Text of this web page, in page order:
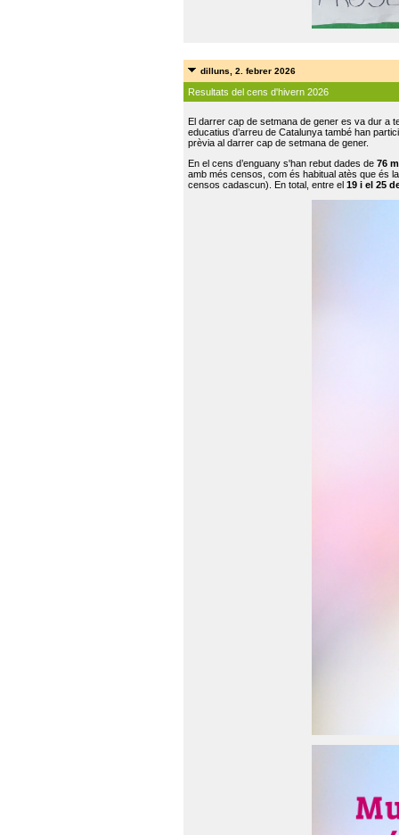
dilluns, 2. febrer 2026
Resultats del cens d'hivern 2026
El darrer cap de setmana de gener es va dur a
educatius d’arreu de Catalunya també han
prèvia al darrer cap de setmana de gener.
En el cens d’enguany s'han rebut dades de 76
amb més censos, com és habitual atès que és
censos cadascun). En total, entre el 19 i el 25